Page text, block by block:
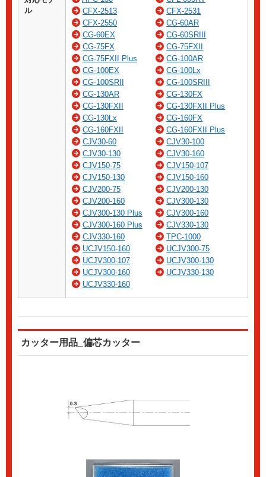
ル
CFX-2513
CFX-2531
CFX-2550
CG-60AR
CG-60EX
CG-60SRIII
CG-75FX
CG-75FXII
CG-75FXII Plus
CG-100AR
CG-100EX
CG-100Lx
CG-100SRII
CG-100SRIII
CG-130AR
CG-130FX
CG-130FXII
CG-130FXII Plus
CG-130Lx
CG-160FX
CG-160FXII
CG-160FXII Plus
CJV30-60
CJV30-100
CJV30-130
CJV30-160
CJV150-75
CJV150-107
CJV150-130
CJV150-160
CJV200-75
CJV200-130
CJV200-160
CJV300-130
CJV300-130 Plus
CJV300-160
CJV300-160 Plus
CJV330-130
CJV330-160
TPC-1000
UCJV150-160
UCJV300-75
UCJV300-107
UCJV300-130
UCJV300-160
UCJV330-130
UCJV330-160
カッター用品_偏芯カッター